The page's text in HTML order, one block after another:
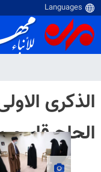
الذكرى
الحاج قاسم